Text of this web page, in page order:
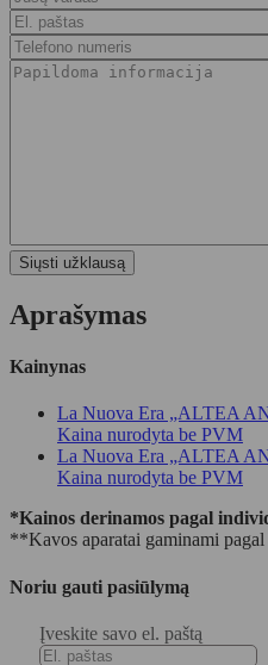
Aprašymas
Kainynas
La Nuova Era „ALTEA
Kaina nurodyta be PVM
La Nuova Era „ALTEA
Kaina nurodyta be PVM
*Kainos derinamos pagal
**Kavos aparatai gaminami
Noriu gauti pasiūlymą
Įveskite savo el. paštą